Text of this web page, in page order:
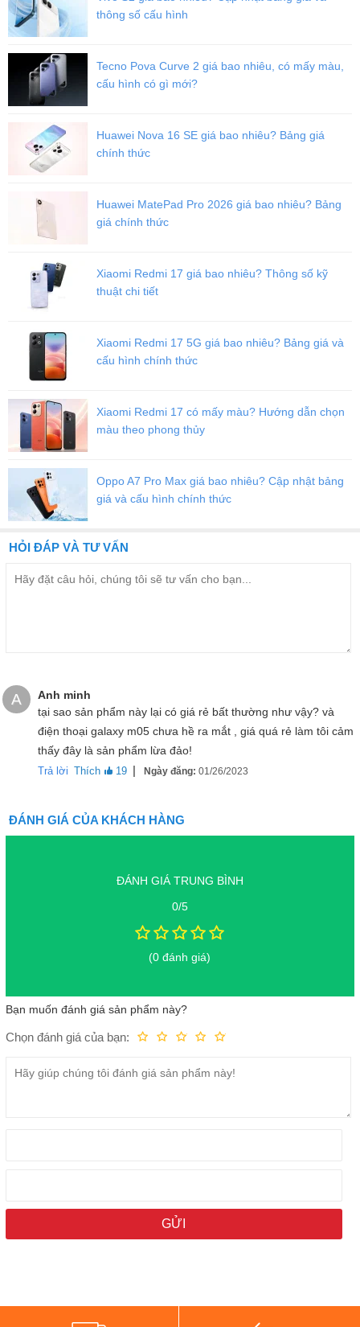
thông số cấu hình
Tecno Pova Curve 2 giá bao nhiêu, có mấy màu,
cấu hình có gì mới?
Huawei Nova 16 SE giá bao nhiêu? Bảng giá
chính thức
Huawei MatePad Pro 2026 giá bao nhiêu? Bảng
giá chính thức
Xiaomi Redmi 17 giá bao nhiêu? Thông số kỹ
thuật chi tiết
Xiaomi Redmi 17 5G giá bao nhiêu? Bảng giá và
cấu hình chính thức
Xiaomi Redmi 17 có mấy màu? Hướng dẫn chọn
màu theo phong thủy
Oppo A7 Pro Max giá bao nhiêu? Cập nhật bảng
giá và cấu hình chính thức
HỎI ĐÁP VÀ TƯ VẤN
A
Anh minh
tại sao sản phẩm này lại có giá rẻ bất thường như vậy? và
điện thoại galaxy m05 chưa hề ra mắt , giá quá rẻ làm tôi cảm
thấy đây là sản phẩm lừa đảo!
Trả lời Thích 19 | Ngày đăng: 01/26/2023
ĐÁNH GIÁ CỦA KHÁCH HÀNG
ĐÁNH GIÁ TRUNG BÌNH
0/5
(0 đánh giá)
Bạn muốn đánh giá sản phẩm này?
Chọn đánh giá của bạn: Tuyệt vời!
Rất tốt
Trung bình
Fair
Kém